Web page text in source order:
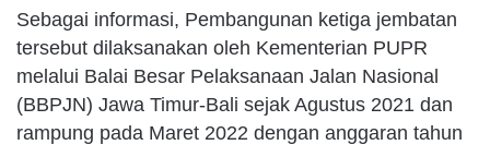
Sebagai informasi, Pembangunan ketiga jembatan
tersebut dilaksanakan oleh Kementerian PUPR
melalui Balai Besar Pelaksanaan Jalan Nasional
(BBPJN) Jawa Timur-Bali sejak Agustus 2021 dan
rampung pada Maret 2022 dengan anggaran tahun